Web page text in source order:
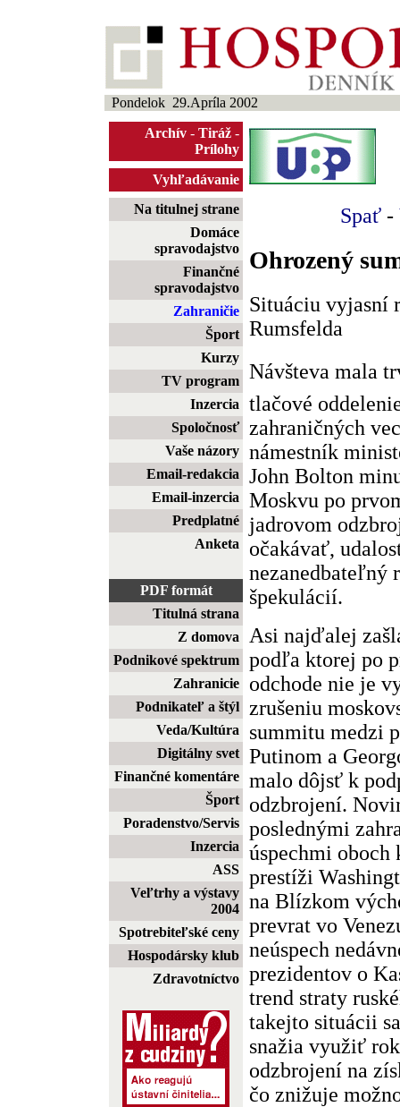
Pondelok 29.Apríla 2002
Archív - Tiráž -
Prílohy
Vyhľadávanie
Na titulnej strane
Domáce
spravodajstvo
Finančné
spravodajstvo
Zahraničie
Šport
Kurzy
TV program
Inzercia
Spoločnosť
Vaše názory
Email-redakcia
Email-inzercia
Predplatné
Anketa
PDF formát
Titulná strana
Z domova
Podnikové spektrum
Zahranicie
Podnikateľ a štýl
Veda/Kultúra
Digitálny svet
Finančné komentáre
Šport
Poradenstvo/Servis
Inzercia
ASS
Veľtrhy a výstavy
2004
Spotrebiteľské ceny
Hospodársky klub
Zdravotníctvo
Spať -
Ohrozený
Situáciu vyjasní
Rumsfelda
Návšteva mala
tlačové
zahraničných
námestník
John Bolton
Moskvu po
jadrovom
očakávať,
nezanedbateľný
špekulácií.
Asi najďalej
podľa ktorej po
odchode nie je
zrušeniu
summitu medzi
Putinom a
malo dôjsť k
odzbrojení.
poslednými
úspechmi oboch
prestíži
na Blízkom
prevrat vo
neúspech
prezidentov o
trend straty
takejto situácii
snažia využiť
odzbrojení na
čo znižuje